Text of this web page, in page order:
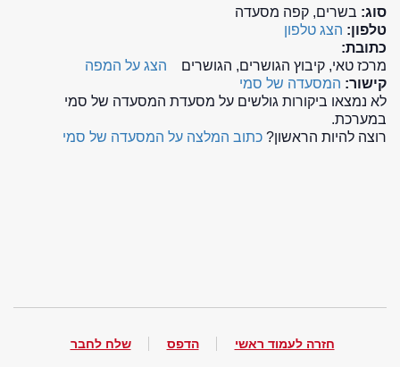
סוג: בשרים, קפה מסעדה
טלפון: הצג טלפון
כתובת:
מרכז טאי, קיבוץ הגושרים, הגושרים
הצג על המפה
קישור: המסעדה של סמי
לא נמצאו ביקורות גולשים על מסעדת המסעדה של סמי
במערכת.
רוצה להיות הראשון? כתוב המלצה על המסעדה של סמי
חזרה לעמוד ראשי הדפס שלח לחבר